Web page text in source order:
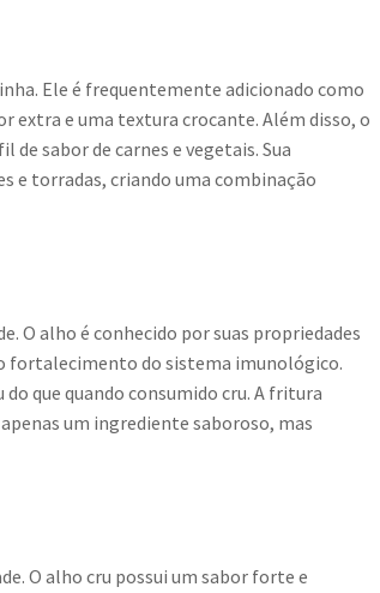
Ele é frequentemente adicionado como
extra e uma textura crocante. Além disso, o
sabor de carnes e vegetais. Sua
e torradas, criando uma combinação
O alho é conhecido por suas propriedades
fortalecimento do sistema imunológico.
que quando consumido cru. A fritura
um ingrediente saboroso, mas
O alho cru possui um sabor forte e